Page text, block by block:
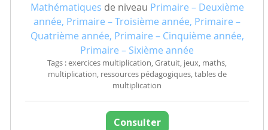
Mathématiques de niveau Primaire – Deuxième
année, Primaire – Troisième année, Primaire –
Quatrième année, Primaire – Cinquième année,
Primaire – Sixième année
Tags : exercices multiplication, Gratuit, jeux, maths,
multiplication, ressources pédagogiques, tables de
multiplication
Consulter